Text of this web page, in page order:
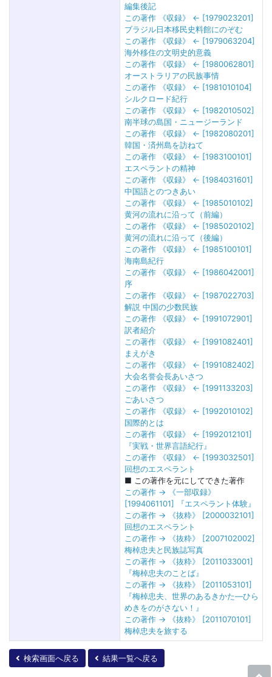
編集後記
この著作 《収録》 ← [1979023201]
ブラジル日本移民史料館にのぞむ
この著作 《収録》 ← [1979063204]
海外移住の文明史的意義
この著作 《収録》 ← [1980062801]
オーストラリアの民族事情
この著作 《収録》 ← [1981010104]
シルクロード紀行
この著作 《収録》 ← [1982010502]
南半球の島国・ニュージーランド
この著作 《収録》 ← [1982080201]
韓国・済州島を訪ねて
この著作 《収録》 ← [1983100101]
エスペラントの精神
この著作 《収録》 ← [1984031601]
中国語とのつきあい
この著作 《収録》 ← [1985010102]
黄河の流れに沿って（前編）
この著作 《収録》 ← [1985020102]
黄河の流れに沿って（後編）
この著作 《収録》 ← [1985100101]
海南島紀行
この著作 《収録》 ← [1986042001]
序
この著作 《収録》 ← [1987022703]
解説 中国の少数民族
この著作 《収録》 ← [1991072901]
訳者紹介
この著作 《収録》 ← [1991082401]
まえがき
この著作 《収録》 ← [1991082402]
大会名誉会長あいさつ
この著作 《収録》 ← [1991133203]
ごあいさつ
この著作 《収録》 ← [1992010102]
国際的とは
この著作 《収録》 ← [1992012101]
『実戦・世界言語紀行』
この著作 《収録》 ← [1993032501]
回想のエスペラント
■ この著作を元にしてできた著作
この著作 → 《一部収録》
[1994061101] 『エスペラント体験』
この著作 → 《抜粋》 [2000032101]
回想のエスペラント
この著作 → 《抜粋》 [2007102002]
梅棹忠夫と民族誌写真
この著作 → 《抜粋》 [2011033001]
『梅棹忠夫のことば』
この著作 → 《抜粋》 [2011053101]
『梅棹忠夫、世界のあるきかた―ひら
めきをのがさない！』
この著作 → 《抜粋》 [2011070101]
梅棹忠夫を旅する
検索画面へ戻る 結果一覧へ戻る